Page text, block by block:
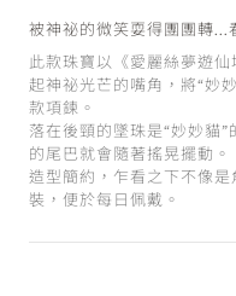
被神祕的微笑耍得團團轉…
此款珠寶以《愛麗絲夢遊
起神祕光芒的嘴角，將“妙
款項鍊。
落在後頸的墜珠是“妙妙貓
的尾巴就會隨著搖晃擺動。
造型簡約，乍看之下不像
裝，便於每日佩戴。